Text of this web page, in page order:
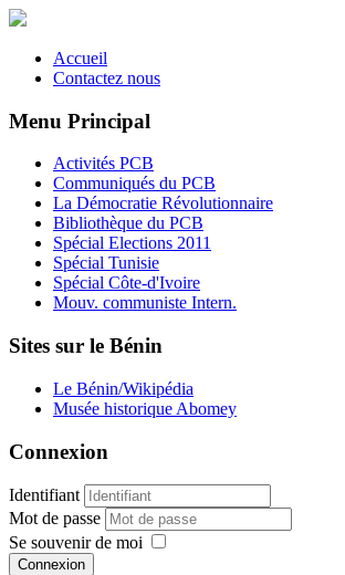
Accueil
Contactez nous
Menu Principal
Activités PCB
Communiqués du PCB
La Démocratie Révolutionnaire
Bibliothèque du PCB
Spécial Elections 2011
Spécial Tunisie
Spécial Côte-d'Ivoire
Mouv. communiste Intern.
Sites sur le Bénin
Le Bénin/Wikipédia
Musée historique Abomey
Connexion
Identifiant
Mot de passe
Se souvenir de moi
Connexion